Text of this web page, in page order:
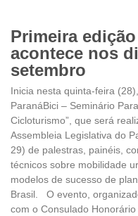
Primeira
acontece nos
setembro
Inicia nesta quinta-feira
ParanáBici – Seminário
Cicloturismo”, que será
Assembleia Legislativa do
29) de palestras, painéis,
técnicos sobre mobilidade
modelos de sucesso de
Brasil. O evento,
com o Consulado